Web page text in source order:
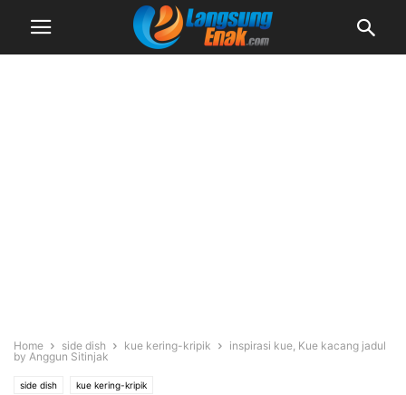
Home side dish kue kering-kripik
inspirasi kue, Kue kacang jadul
by Anggun Sitinjak
side dish kue kering-kripik